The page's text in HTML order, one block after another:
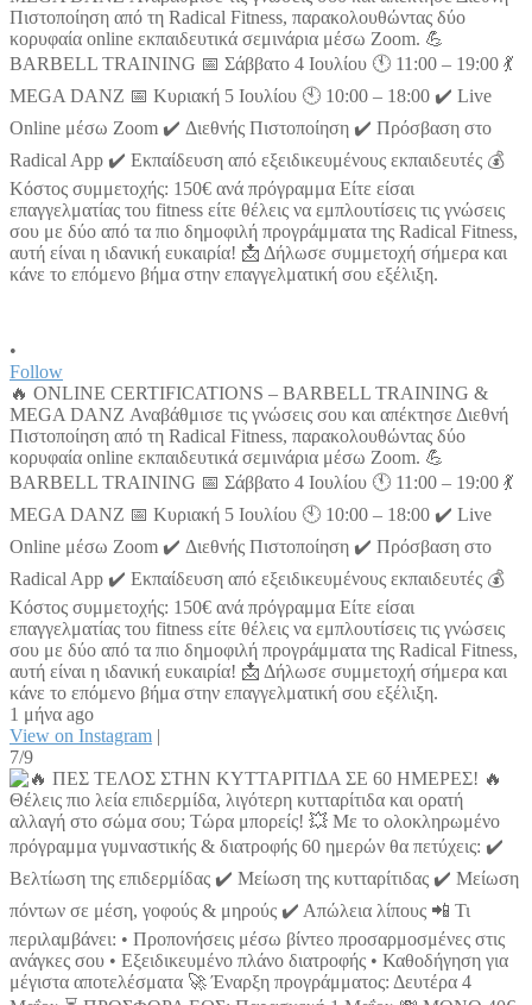
•
Follow
🔥 ONLINE CERTIFICATIONS – BARBELL TRAINING &
MEGA DANZ Αναβάθμισε τις γνώσεις σου και απέκτησε Διεθνή
Πιστοποίηση από τη Radical Fitness, παρακολουθώντας δύο
κορυφαία online εκπαιδευτικά σεμινάρια μέσω Zoom. 💪
BARBELL TRAINING 📅 Σάββατο 4 Ιουλίου 🕚 11:00 – 19:00 💃
MEGA DANZ 📅 Κυριακή 5 Ιουλίου 🕙 10:00 – 18:00 ✔️ Live
Online μέσω Zoom ✔️ Διεθνής Πιστοποίηση ✔️ Πρόσβαση στο
Radical App ✔️ Εκπαίδευση από εξειδικευμένους εκπαιδευτές 💰
Κόστος συμμετοχής: 150€ ανά πρόγραμμα Είτε είσαι
επαγγελματίας του fitness είτε θέλεις να εμπλουτίσεις τις γνώσεις
σου με δύο από τα πιο δημοφιλή προγράμματα της Radical Fitness,
αυτή είναι η ιδανική ευκαιρία! 📩 Δήλωσε συμμετοχή σήμερα και
κάνε το επόμενο βήμα στην επαγγελματική σου εξέλιξη.
1 μήνα ago
View on Instagram |
7/9